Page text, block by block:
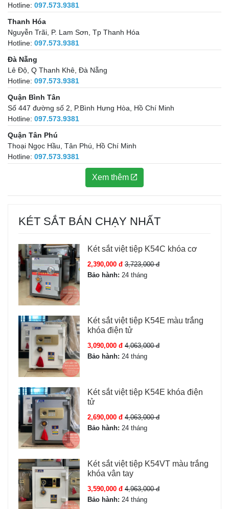
Hotline: 097.573.9381
Thanh Hóa
Nguyễn Trãi, P. Lam Sơn, Tp Thanh Hóa
Hotline: 097.573.9381
Đà Nẵng
Lê Độ, Q Thanh Khê, Đà Nẵng
Hotline: 097.573.9381
Quận Bình Tân
Số 447 đường số 2, P.Bình Hưng Hòa, Hồ Chí Minh
Hotline: 097.573.9381
Quận Tân Phú
Thoại Ngọc Hầu, Tân Phú, Hồ Chí Minh
Hotline: 097.573.9381
Xem thêm
KÉT SẮT BÁN CHẠY NHẤT
Két sắt việt tiệp K54C khóa cơ
2,390,000 đ 3,723,000 đ
Bảo hành: 24 tháng
Két sắt việt tiệp K54E màu trắng
khóa điện tử
3,090,000 đ 4,063,000 đ
Bảo hành: 24 tháng
Két sắt việt tiệp K54E khóa điện
tử
2,690,000 đ 4,063,000 đ
Bảo hành: 24 tháng
Két sắt việt tiệp K54VT màu trắng
khóa vân tay
3,590,000 đ 4,963,000 đ
Bảo hành: 24 tháng